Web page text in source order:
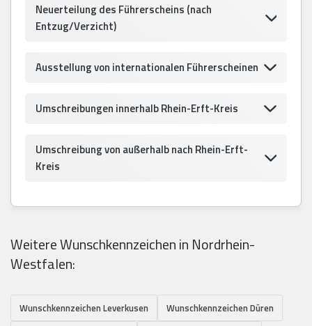
Neuerteilung des Führerscheins (nach
Entzug/Verzicht)
Ausstellung von internationalen Führerscheinen
Umschreibungen innerhalb Rhein-Erft-Kreis
Umschreibung von außerhalb nach Rhein-Erft-
Kreis
Weitere Wunschkennzeichen in Nordrhein-
Westfalen:
Wunschkennzeichen Leverkusen
Wunschkennzeichen Düren